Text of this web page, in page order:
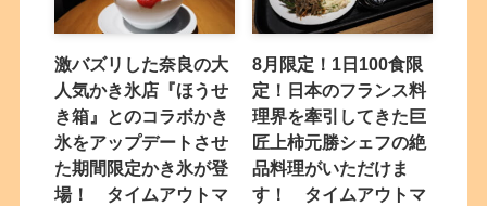
激バズリした奈良の大
人気かき氷店『ほうせ
き箱』とのコラボかき
氷をアップデートさせ
た期間限定かき氷が登
場！ タイムアウトマ
8月限定！1日100食限
定！日本のフランス料
理界を牽引してきた巨
匠上柿元勝シェフの絶
品料理がいただけま
す！ タイムアウトマ